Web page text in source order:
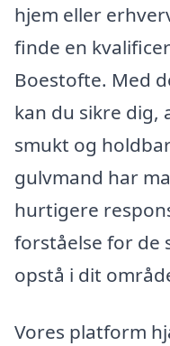
hjem eller
finde en
Boestofte. Med
kan du sikre dig,
smukt og
gulvmand har
hurtigere
forståelse for de
opstå i dit
Vores platform